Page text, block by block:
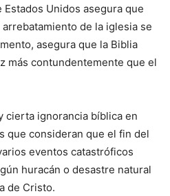
Unidos asegura que
de la iglesia se
asegura que la Biblia
más contundentemente que el
cierta ignorancia bíblica en
que consideran que el fin del
eventos catastróficos
huracán o desastre natural
de Cristo.